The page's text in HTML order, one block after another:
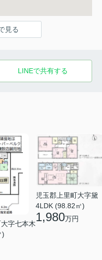
見る
LINEで共有する
字七本木
)
児玉郡上里町大字黛
4LDK (98.82㎡)
1,980万円